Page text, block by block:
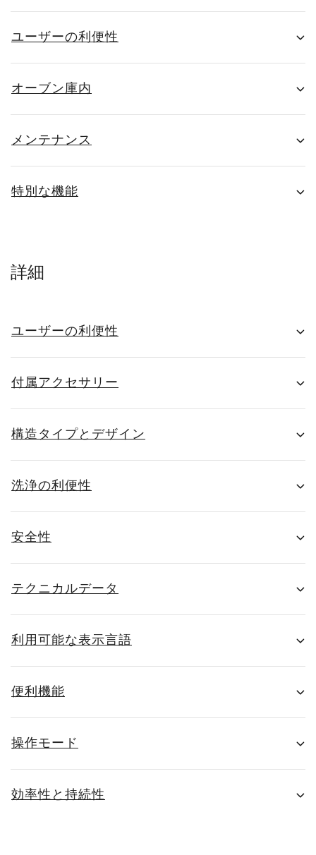
ユーザーの利便性
オーブン庫内
メンテナンス
特別な機能
詳細
ユーザーの利便性
付属アクセサリー
構造タイプとデザイン
洗浄の利便性
安全性
テクニカルデータ
利用可能な表示言語
便利機能
操作モード
効率性と持続性